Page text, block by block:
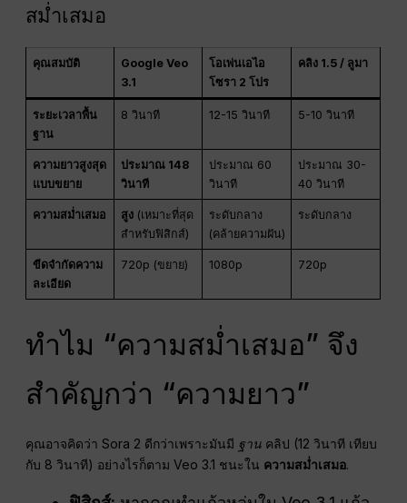
สม่ำเสมอ
คุณสมบัติ
Google Veo
3.1
โอเพ่นเอไอ
โซรา 2 โปร
คลิง 1.5 / ลูมา
ระยะเวลาพื้น
ฐาน
8 วินาที 12-15 วินาที 5-10 วินาที
ความยาวสูงสุด
แบบขยาย
ประมาณ 148
วินาที
ประมาณ 60
วินาที
ประมาณ 30-
40 วินาที
ความสม่ำเสมอ สูง(เหมาะที่สุด
สำหรับฟิสิกส์)
ระดับกลาง
(คล้ายความฝัน)
ระดับกลาง
ขีดจำกัดความ
ละเอียด
720p (ขยาย) 1080p 720p
ทำไม “ความสม่ำเสมอ” จึง
สำคัญกว่า “ความยาว”
คุณอาจคิดว่า Sora 2 ดีกว่าเพราะมันมี ฐาน คลิป (12 วินาที เทียบ
กับ 8 วินาที) อย่างไรก็ตาม Veo 3.1 ชนะใน ความสม่ำเสมอ.